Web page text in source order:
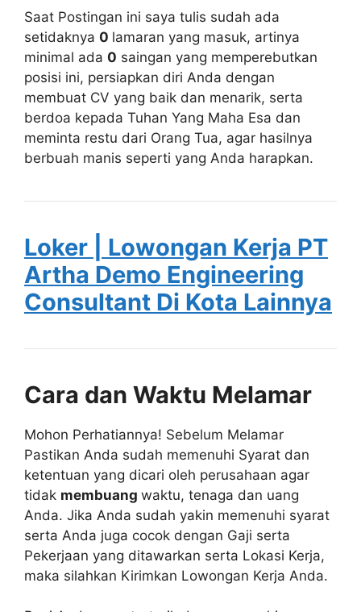
Saat Postingan ini saya tulis sudah ada
setidaknya 0 lamaran yang masuk, artinya
minimal ada 0 saingan yang memperebutkan
posisi ini, persiapkan diri Anda dengan
membuat CV yang baik dan menarik, serta
berdoa kepada Tuhan Yang Maha Esa dan
meminta restu dari Orang Tua, agar hasilnya
berbuah manis seperti yang Anda harapkan.
Loker | Lowongan Kerja PT
Artha Demo Engineering
Consultant Di Kota Lainnya
Cara dan Waktu Melamar
Mohon Perhatiannya! Sebelum Melamar
Pastikan Anda sudah memenuhi Syarat dan
ketentuan yang dicari oleh perusahaan agar
tidak membuang waktu, tenaga dan uang
Anda. Jika Anda sudah yakin memenuhi syarat
serta Anda juga cocok dengan Gaji serta
Pekerjaan yang ditawarkan serta Lokasi Kerja,
maka silahkan Kirimkan Lowongan Kerja Anda.